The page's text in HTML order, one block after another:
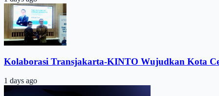
Kolaborasi Transjakarta-KINTO Wujudkan Kota
1 days ago